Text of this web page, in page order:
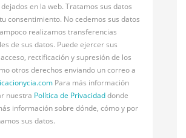
en la web. Tratamos sus datos
consentimiento. No cedemos sus datos
realizamos transferencias
de sus datos. Puede ejercer sus
rectificación y supresión de los
otros derechos enviando un correo a
Para más información
nuestra Política de Privacidaddonde
información sobre dónde, cómo y por
sus datos.